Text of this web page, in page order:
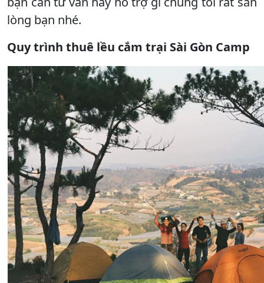
lòng bạn nhé.
Quy trình thuê lều cắm trại Sài Gòn Camp